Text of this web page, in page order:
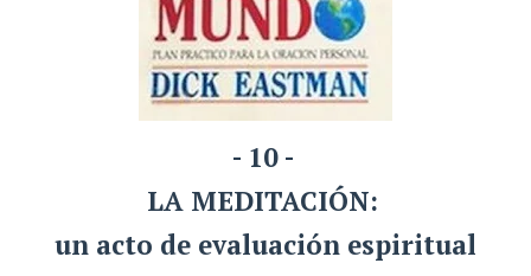
- 10 -
LA MEDITACIÓN:
un acto de evaluación espiritual